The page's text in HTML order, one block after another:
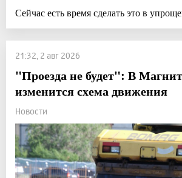
Сейчас есть время сделать это в
21:32, 2 авг 2026
"Проезда не будет": В
изменится схема движения
Новости